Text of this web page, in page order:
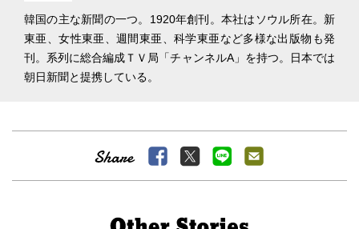
韓国の主な新聞の一つ。1920年創刊。本社はソウル所在。新
東亜、女性東亜、週間東亜、科学東亜など多様な出版物も発
刊。系列に総合編成ＴＶ局「チャンネルA」を持つ。日本では
朝日新聞と提携している。